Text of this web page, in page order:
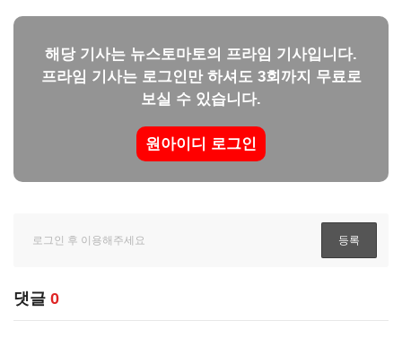
해당 기사는 뉴스토마토의 프라임 기사입니다.
프라임 기사는 로그인만 하셔도 3회까지 무료로
보실 수 있습니다.
원아이디 로그인
댓글 0